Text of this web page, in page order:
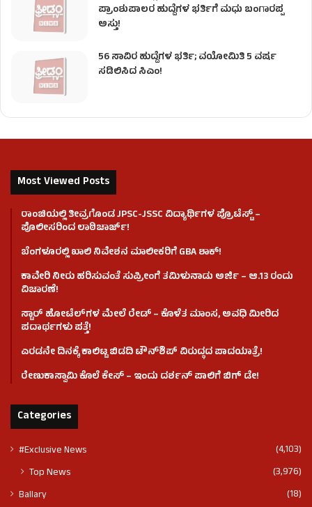
ಪ್ರಾಂಶುಪಾಲರ ಹುದ್ದೆಗಳ ಭರ್ತಿಗೆ ಮಧು ಬಂಗಾರಪ್ಪ
ಅಸ್ತು!
56 ಸಾವಿರ ಹುದ್ದೆಗಳ ಭರ್ತಿ; ವಯೋಮಿತಿ 5 ವರ್ಷ
ಸಡಿಲಿಸಿದ ಸಿಎಂ!
Most Viewed Posts
ರಾಂಚಿಯಲ್ಲಿ ತೀವ್ರಗೊಂಡ JPSC-JSSC ವಿದ್ಯಾರ್ಥಿಗಳ ಪ್ರೊಟೆಸ್ಟ್ –
ಪೊಲೀಸರಿಂದ ಲಾಠಿಚಾರ್ಜ್!
ಬೆಂಗಳೂರಲ್ಲಿ ಖಾಲಿ ನಿವೇಶನ ಮಾಲೀಕರಿಗೆ GBA ಶಾಕ್!
ಕಾವೇರಿ ನೀರು ಹರಿಸುವಂತೆ ಸುಪ್ರೀಂಗೆ ತಮಿಳುನಾಡು ಅರ್ಜಿ – ಆ.13 ರಂದು
ವಿಚಾರಣೆ!
ಸ್ಟಾರ್ ಹೋಟೆಲ್​​​ಗಳ ಮೇಲೆ ರೇಡ್ – ಕೊಳೆತ ಮಾಂಸ, ಅವಧಿ ಮೀರಿದ
ಪದಾರ್ಥಗಳು ಪತ್ತೆ!
ಎರಡನೇ ದಿನಕ್ಕೆ ಕಾಲಿಟ್ಟ ಬಿಡದಿ ಟೌನ್​ಶಿಪ್ ವಿರುದ್ಧದ ಪಾದಯಾತ್ರೆ!
ರೇಣುಕಾಸ್ವಾಮಿ ಕೊಲೆ‌ ಕೇಸ್​ – ಇಂದು ದರ್ಶನ್ ಪಾಲಿಗೆ ಬಿಗ್ ಡೇ!
Categories
#Exclusive News (4,103)
Top News (3,976)
Ballary
(18)